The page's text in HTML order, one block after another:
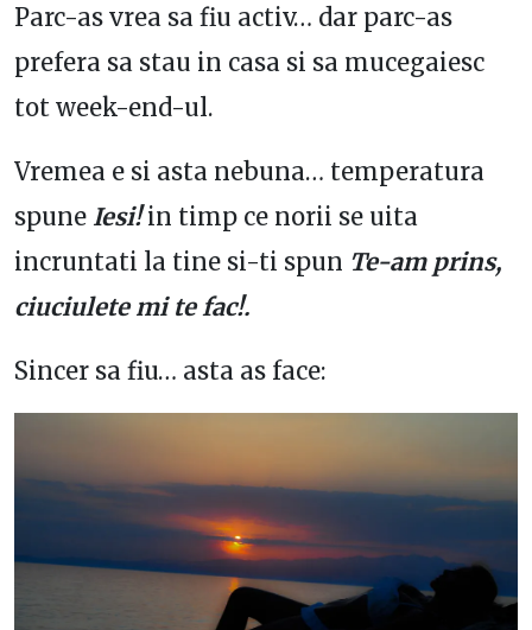
Parc-as vrea sa fiu activ… dar parc-as
prefera sa stau in casa si sa mucegaiesc
tot week-end-ul.
Vremea e si asta nebuna… temperatura
spune Iesi! in timp ce norii se uita
incruntati la tine si-ti spun Te-am prins,
ciuciulete mi te fac!.
Sincer sa fiu… asta as face: